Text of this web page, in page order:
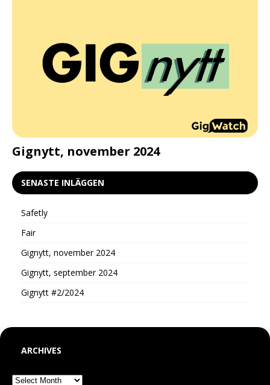
Gignytt, november 2024
SENASTE INLÄGGEN
Safetly
Fair
Gignytt, november 2024
Gignytt, september 2024
Gignytt #2/2024
ARCHIVES